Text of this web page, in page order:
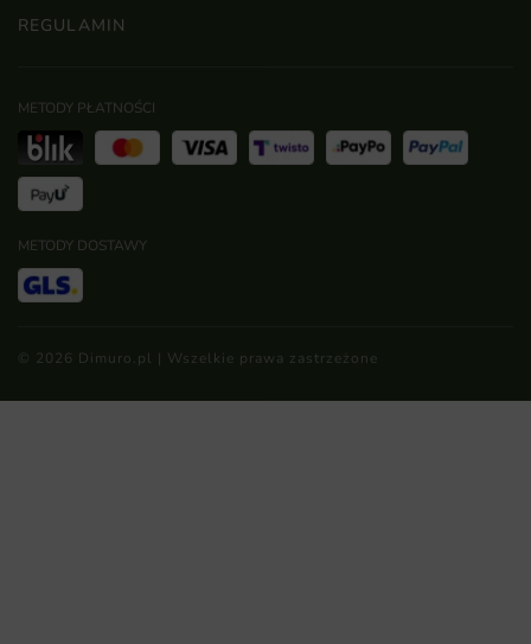
REGULAMIN
METODY PŁATNOŚCI
METODY DOSTAWY
© 2026 Dimuro.pl | Wszelkie prawa zastrzeżone